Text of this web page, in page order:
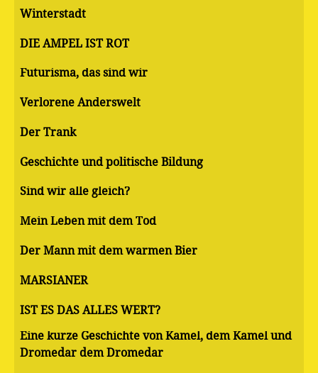
Winterstadt
DIE AMPEL IST ROT
Futurisma, das sind wir
Verlorene Anderswelt
Der Trank
Geschichte und politische Bildung
Sind wir alle gleich?
Mein Leben mit dem Tod
Der Mann mit dem warmen Bier
MARSIANER
IST ES DAS ALLES WERT?
Eine kurze Geschichte von Kamel, dem Kamel und
Dromedar dem Dromedar